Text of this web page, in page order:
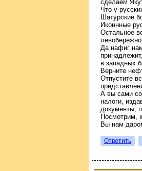
сделаем
Что у
Шатурские
Иконнные
Остальное
Да нафиг
в западных
Верните
Отпустите
А вы сами
налоги,
документы,
Посмотрим,
Вы нам
Ответить